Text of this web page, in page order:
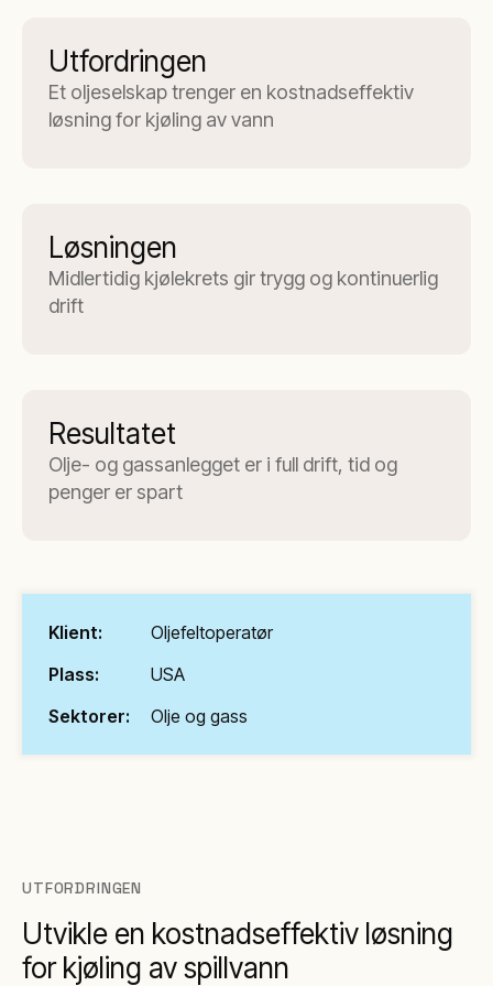
Utfordringen
Et oljeselskap trenger en kostnadseffektiv
løsning for kjøling av vann
Løsningen
Midlertidig kjølekrets gir trygg og kontinuerlig
drift
Resultatet
Olje- og gassanlegget er i full drift, tid og
penger er spart
Klient:
Oljefeltoperatør
Plass:
USA
Sektorer:
Olje og gass
UTFORDRINGEN
Utvikle en kostnadseffektiv løsning
for kjøling av spillvann